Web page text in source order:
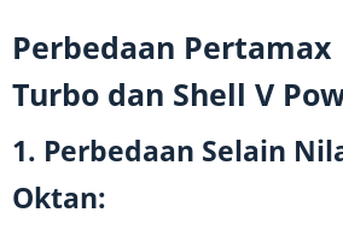
Perbedaan Pertamax
Turbo dan Shell V
1. Perbedaan Selain
Oktan: